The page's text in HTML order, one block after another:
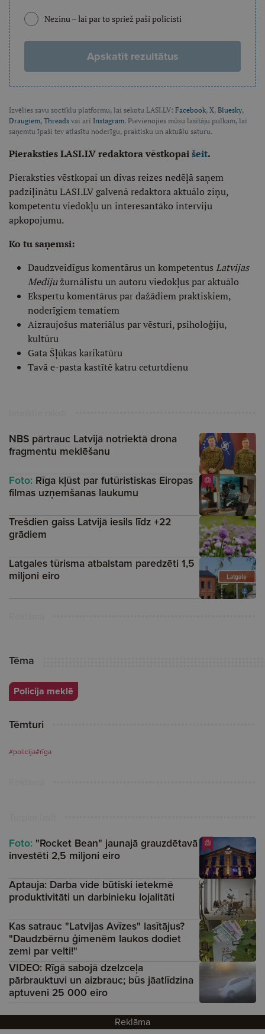
Nezinu – lai par to spriež paši policisti
Apskatīt rezultātus
Izvēlies savu soctīklu platformu, lai sekotu LASI.LV: Facebook, X, Bluesky,
Draugiem, Threads vai arī Instagram. Pievienojies mūsu lasītāju pulkam, lai
saņemtu īpaši tev atlasītu noderīgu, praktisku un aktuālu saturu.
Pieraksties LASI.LV redaktora vēstkopaišeit.
Pieraksties vēstkopai un divas reizes nedēļā saņem
padziļinātu LASI.LV galvenā redaktora aktuālo ziņu,
kompetentu viedokļu un interesantāko interviju
apkopojumu.
Ko tu saņemsi:
Daudzveidīgus komentārus un kompetentus Latvijas
Medijužurnālistu un autoru viedokļus par aktuālo
Ekspertu komentārus par dažādiem praktiskiem,
noderīgiem tematiem
Aizraujošus materiālus par vēsturi, psiholoģiju,
kultūru
Gata Šļūkas karikatūru
Tavā e-pasta kastītē katru ceturtdienu
NBS pārtrauc Latvijā notriektā drona
fragmentu meklēšanu
Foto: Rīga kļūst par futūristiskas Eiropas
filmas uzņemšanas laukumu
Trešdien gaiss Latvijā iesils līdz +22
grādiem
Latgales tūrisma atbalstam paredzēti 1,5
miljoni eiro
Tēma
Policija meklē
Tēmturi
#policija#rīga
Foto: "Rocket Bean" jaunajā grauzdētavā
investēti 2,5 miljoni eiro
Aptauja: Darba vide būtiski ietekmē
produktivitāti un darbinieku lojalitāti
Kas satrauc "Latvijas Avīzes" lasītājus?
"Daudzbērnu ģimenēm laukos dodiet
zemi par velti!"
VIDEO: Rīgā sabojā dzelzceļa
pārbrauktuvi un aizbrauc; būs jāatlīdzina
aptuveni 25 000 eiro
Reklāma